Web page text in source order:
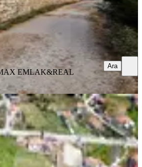
ESTATEBerat Çiftçi
EMLAK&REAL
Ara
İncisi Nif Yaylası / 1725 M2
Arsa
Nif Mahallesi
·6.377/m²·10.07.2026